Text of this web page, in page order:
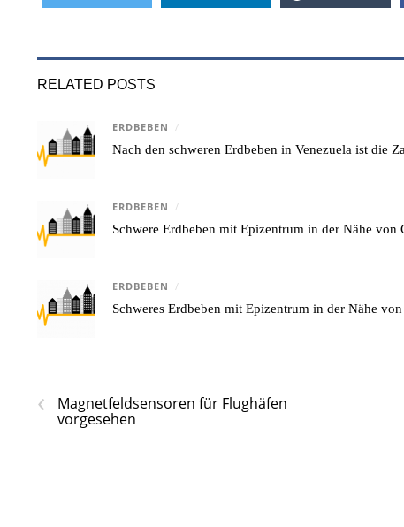
RELATED POSTS
ERDBEBEN /
Nach den schweren Erdbeben in Venezuela ist die
ERDBEBEN /
Schwere Erdbeben mit Epizentrum in der Nähe von
ERDBEBEN /
Schweres Erdbeben mit Epizentrum in der Nähe
‹
Magnetfeldsensoren für Flughäfen
vorgesehen